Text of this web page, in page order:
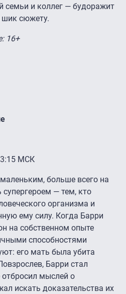
семьи и коллег — будоражит
шик сюжету.
16+
МСК
больше всего на
супергероем — тем, кто
организма и
ему силу. Когда Барри
на собственном опыте
способностями
его мать была убита
Барри стал
мыслей о
искать доказательства их